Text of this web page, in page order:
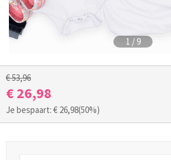
1 /9
€ 53,96
€ 26,98
Je bespaart: € 26,98(50%)